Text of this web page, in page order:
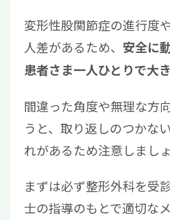
変形性股関節症の進行度
人差があるため、 安全に
患者さま一人ひとりで大
間違った角度や無理な方
うと、取り返しのつかな
れがあるため注意しましょ
まずは必ず整形外科を受
士の指導のもとで適切な